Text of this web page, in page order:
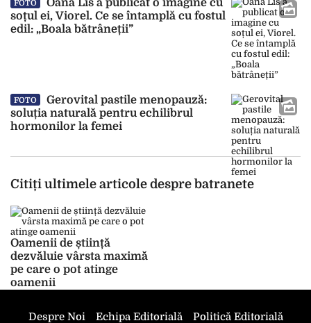
FOTO
Oana Lis a publicat o imagine cu
soțul ei, Viorel. Ce se întamplă cu fostul
edil: „Boala bătrâneții”
FOTO
Gerovital pastile menopauză:
soluția naturală pentru echilibrul
hormonilor la femei
Citiți ultimele articole despre batranete
Oamenii de știință
dezvăluie vârsta maximă
pe care o pot atinge
oamenii
Despre Noi Echipa Editorială Politică Editorială